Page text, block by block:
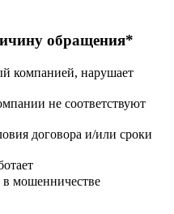
обращения*
компанией, нарушает
не соответствуют
договора и/или сроки
мошенничестве